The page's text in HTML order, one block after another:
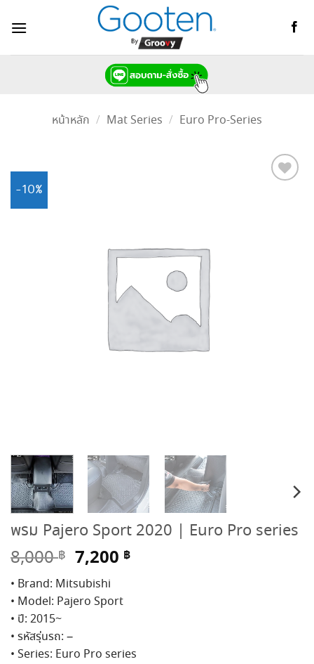
หน้าหลัก / Mat Series / Euro Pro-Series
-10%
พรม Pajero Sport 2020 | Euro Pro series
8,000฿ Original
price
was:
8,000 ฿.
7,200 ฿Current
• Brand: Mitsubishi
• Model: Pajero Sport
• ปี: 2015~
• รหัสรุ่นรถ: –
• Series: Euro Pro series